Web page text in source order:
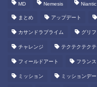
MD Nemesis Niantic
まとめ アップデート
カサンドラプライム グリフ
チャレンジ テクテクテクテ
フィールドアート フランス
ミッション ミッションデー